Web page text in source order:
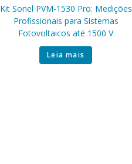
Kit Sonel PVM-1530 Pro: Medições
Profissionais para Sistemas
Fotovoltaicos até 1500 V
Leia mais